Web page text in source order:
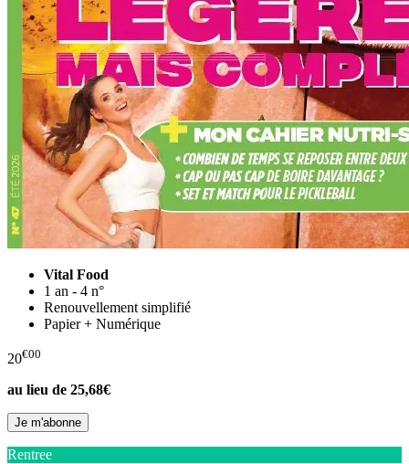
Vital Food
1 an - 4 n°
Renouvellement simplifié
Papier + Numérique
20€00
au lieu de 25,68€
Rentree